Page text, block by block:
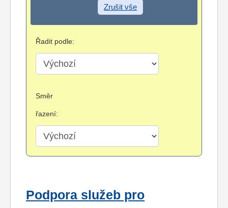
Zrušit vše
Řadit podle:
Směr
řazení:
Podpora služeb pro